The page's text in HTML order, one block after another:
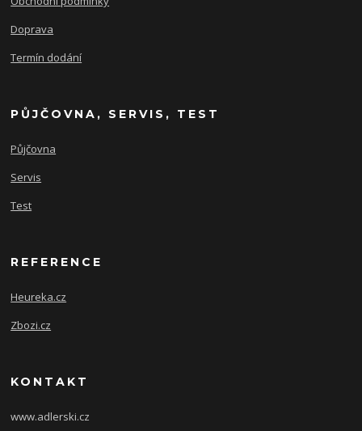
Doprava
Termín dodání
PŮJČOVNA, SERVIS, TEST
Půjčovna
Servis
Test
REFERENCE
Heureka.cz
Zbozi.cz
KONTAKT
www.adlerski.cz